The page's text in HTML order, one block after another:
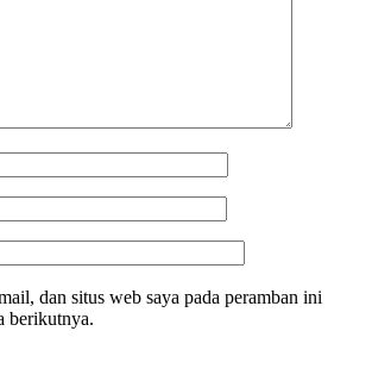
dan situs web saya pada peramban ini
berikutnya.